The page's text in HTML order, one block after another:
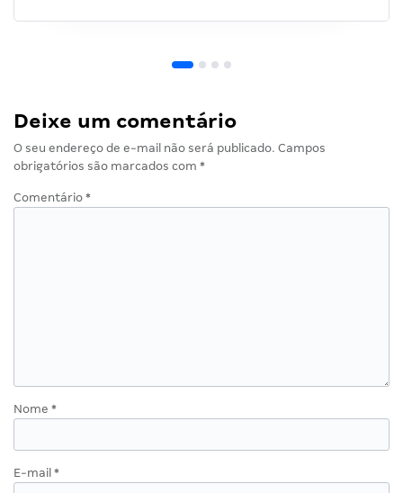
Deixe um comentário
O seu endereço de e-mail não será publicado. Campos
obrigatórios são marcados com *
Comentário *
Nome *
E-mail *